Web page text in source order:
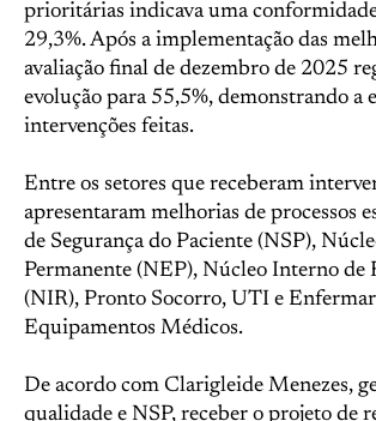
prioritárias indicava uma conformidade
29,3%. Após a implementação das
avaliação final de dezembro de 2025
evolução para 55,5%, demonstrando a
intervenções feitas.
Entre os setores que receberam
apresentaram melhorias de processos
de Segurança do Paciente (NSP),
Permanente (NEP), Núcleo Interno de
(NIR), Pronto Socorro, UTI e
Equipamentos Médicos.
De acordo com Clarigleide Menezes,
qualidade e NSP, receber o projeto de